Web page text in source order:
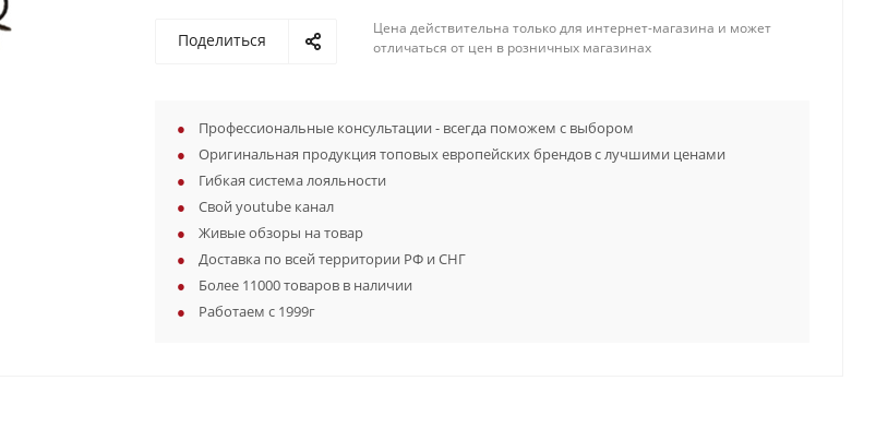
Поделиться
Цена действительна только для интернет-магазина и может
отличаться от цен в розничных магазинах
Профессиональные консультации - всегда поможем с выбором
Оригинальная продукция топовых европейских брендов с лучшими ценами
Гибкая система лояльности
Свой youtube канал
Живые обзоры на товар
Доставка по всей территории РФ и СНГ
Более 11000 товаров в наличии
Работаем с 1999г